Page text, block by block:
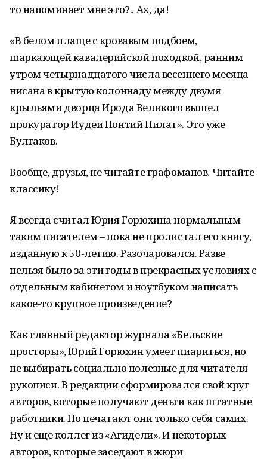
то напоминает мне это?.. Ах, да!
«В белом плаще с кровавым подбоем,
шаркающей кавалерийской походкой, ранним
утром четырнадцатого числа весеннего месяца
нисана в крытую колоннаду между двумя
крыльями дворца Ирода Великого вышел
прокуратор Иудеи Понтий Пилат». Это уже
Булгаков.
Вообще, друзья, не читайте графоманов. Читайте
классику!
Я всегда считал Юрия Горюхина нормальным
таким писателем – пока не пролистал его книгу,
изданную к 50-летию. Разочаровался. Разве
нельзя было за эти годы в прекрасных условиях с
отдельным кабинетом и ноутбуком написать
какое-то крупное произведение?
Как главный редактор журнала «Бельские
просторы», Юрий Горюхин умеет пиариться, но
не выбирать социально полезные для читателя
рукописи. В редакции сформировался свой круг
авторов, которые получают деньги как штатные
работники. Но печатают они только себя самих.
Ну и еще коллег из «Агидели». И некоторых
авторов, которые заседают в жюри